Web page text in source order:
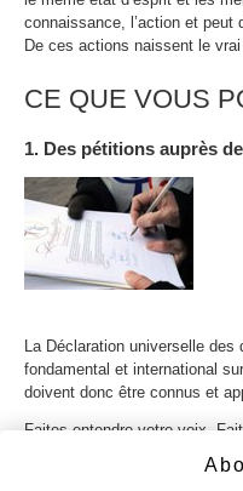
connaissance, l’action et peut
De ces actions naissent le
CE QUE VOUS
1. Des pétitions auprès
La Déclaration universelle des
fondamental et international
doivent donc être connus et
Faites entendre votre voix.
programme dans les écoles
sorte que les droits de